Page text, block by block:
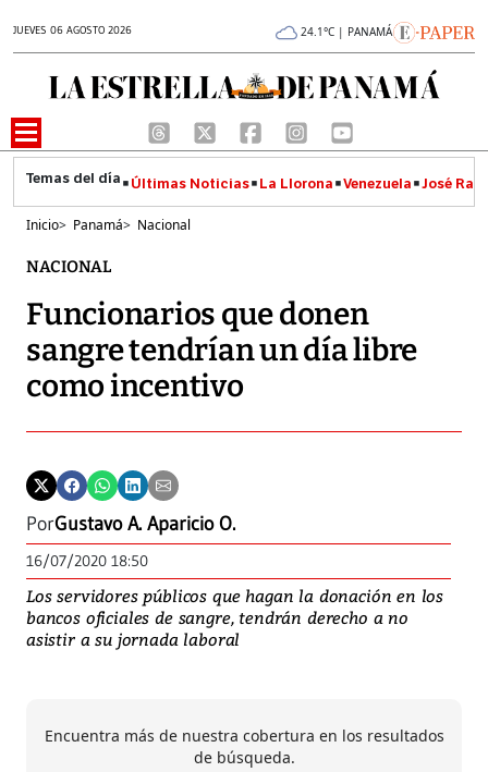
JUEVES 06 AGOSTO 2026 24.1°C | PANAMÁ
Últimas Noticias La Llorona Venezuela José
Inicio> Panamá> Nacional
NACIONAL
Funcionarios que donen
sangre tendrían un día libre
como incentivo
PorGustavo A. Aparicio O.
16/07/2020 18:50
Los servidores públicos que hagan la donación en los
bancos oficiales de sangre, tendrán derecho a no
asistir a su jornada laboral
Encuentra más de nuestra cobertura en los resultados
de búsqueda.